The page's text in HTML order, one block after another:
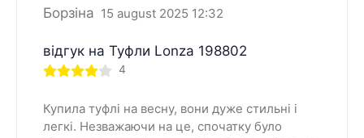
Борзіна 15 august 2025 12:32
відгук на Туфли Lonza 198802
4
Купила туфлі на весну, вони дуже стильні і
легкі. Незважаючи на це, спочатку було